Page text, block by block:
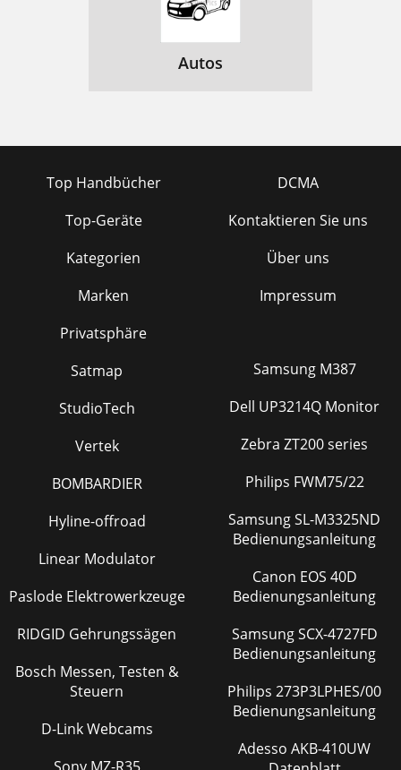
Autos
Top Handbücher
Top-Geräte
Kategorien
Marken
Privatsphäre
DCMA
Kontaktieren Sie uns
Über uns
Impressum
Satmap
StudioTech
Vertek
BOMBARDIER
Hyline-offroad
Linear Modulator
Paslode Elektrowerkzeuge
RIDGID Gehrungssägen
Bosch Messen, Testen &
Steuern
D-Link Webcams
Samsung M387
Dell UP3214Q Monitor
Zebra ZT200 series
Philips FWM75/22
Samsung SL-M3325ND
Bedienungsanleitung
Canon EOS 40D
Bedienungsanleitung
Samsung SCX-4727FD
Bedienungsanleitung
Philips 273P3LPHES/00
Bedienungsanleitung
Adesso AKB-410UW